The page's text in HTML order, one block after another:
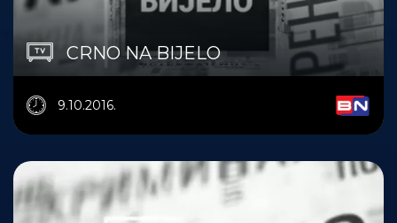
CRNO NA BIJELO
9.10.2016.